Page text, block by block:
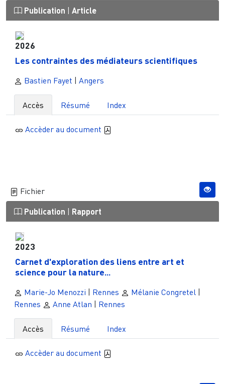
Publication Article
2026
Les contraintes des médiateurs scientifiques
Bastien Fayet Angers
Accès Résumé Index
Accèder au document
Fichier
Publication Rapport
2023
Carnet d'exploration des liens entre art et
science pour la nature...
Marie-Jo Menozzi Rennes Mélanie Congretel
Rennes
Anne Atlan Rennes
Accès Résumé Index
Accèder au document